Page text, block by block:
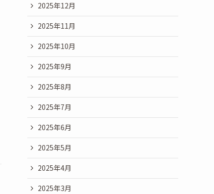
2025年12月
2025年11月
2025年10月
2025年9月
2025年8月
2025年7月
2025年6月
2025年5月
2025年4月
2025年3月